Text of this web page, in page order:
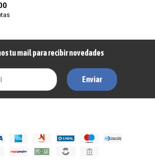
tu mail para recibir novedades
Enviar